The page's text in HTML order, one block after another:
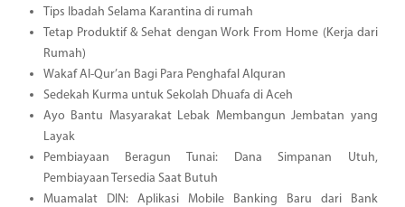
Tips Ibadah Selama Karantina di rumah
Tetap Produktif & Sehat dengan Work From Home (Kerja dari
Rumah)
Wakaf Al-Qur’an Bagi Para Penghafal Alquran
Sedekah Kurma untuk Sekolah Dhuafa di Aceh
Ayo Bantu Masyarakat Lebak Membangun Jembatan yang
Layak
Pembiayaan Beragun Tunai: Dana Simpanan Utuh,
Pembiayaan Tersedia Saat Butuh
Muamalat DIN: Aplikasi Mobile Banking Baru dari Bank